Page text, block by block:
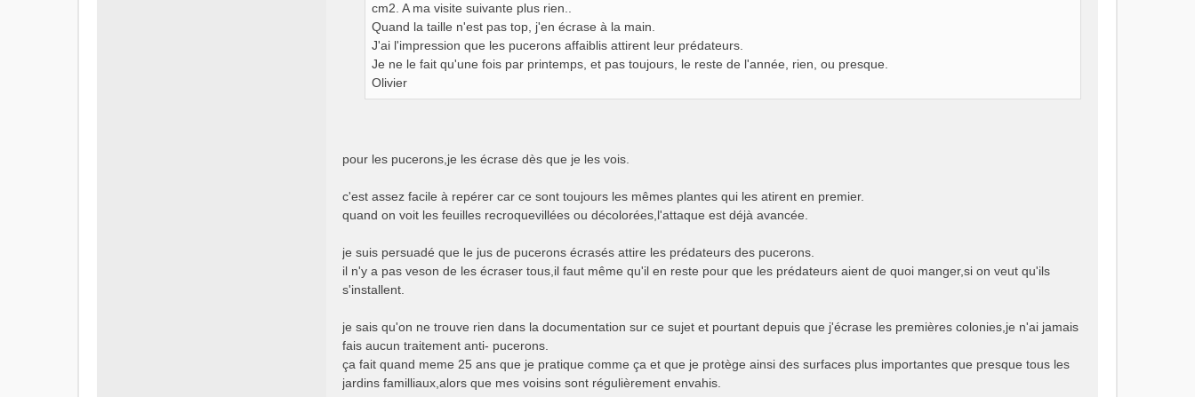
cm2. A ma visite suivante plus rien..
Quand la taille n'est pas top, j'en écrase à la main.
J'ai l'impression que les pucerons affaiblis attirent leur prédateurs.
Je ne le fait qu'une fois par printemps, et pas toujours, le reste de l'année, rien, ou presque.
Olivier
pour les pucerons,je les écrase dès que je les vois.
c'est assez facile à repérer car ce sont toujours les mêmes plantes qui les atirent en premier.
quand on voit les feuilles recroquevillées ou décolorées,l'attaque est déjà avancée.
je suis persuadé que le jus de pucerons écrasés attire les prédateurs des pucerons.
il n'y a pas veson de les écraser tous,il faut même qu'il en reste pour que les prédateurs aient de quoi manger,si on veut qu'ils
s'installent.
je sais qu'on ne trouve rien dans la documentation sur ce sujet et pourtant depuis que j'écrase les premières colonies,je n'ai jamais
fais aucun traitement anti- pucerons.
ça fait quand meme 25 ans que je pratique comme ça et que je protège ainsi des surfaces plus importantes que presque tous les
jardins familliaux,alors que mes voisins sont régulièrement envahis.